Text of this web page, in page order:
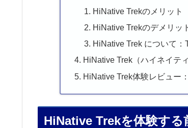
HiNative Trekのメリット
HiNative Trekのデメリッ
HiNative Trek について：
HiNative Trek（ハイネイテ
HiNative Trek体験レビュー
HiNative Trekを体験する